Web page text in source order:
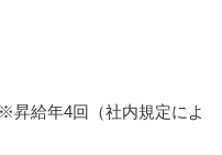
昇給年4回（社内規定によ